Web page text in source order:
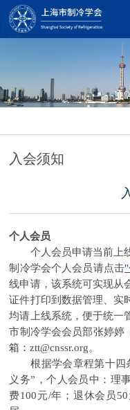
入会须知
个人会员
个人会员申请当前上
制冷学会个人会员请点击"
线申请，该系统可实现从
证件打印到数据管理、实
均请上线系统，便于统一
市制冷学会会员部张婷婷
箱：ztt@cnssr.org。
根据学会章程第十四
义务”，个人会员中：理
费100元/年；退休会员